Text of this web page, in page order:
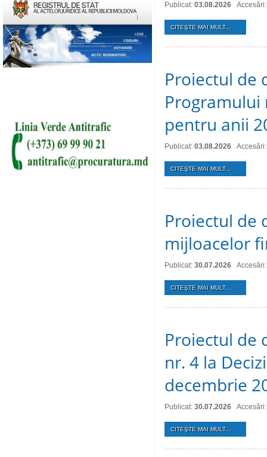
Publicat: 03.08.2026
CITEŞTE MAI MULT...
Proiectul de
Programului
pentru anii
Publicat: 03.08.2026
CITEŞTE MAI MULT...
Proiectul de
mijloacelor
Publicat: 30.07.2026
CITEŞTE MAI MULT...
Proiectul de
nr. 4 la
decembrie
Publicat: 30.07.2026
CITEŞTE MAI MULT...